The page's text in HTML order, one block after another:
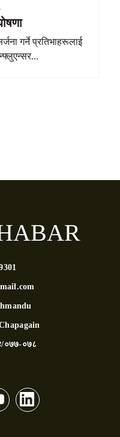
गर्ने प्रतिभाहरूलाई
०७७-०७८